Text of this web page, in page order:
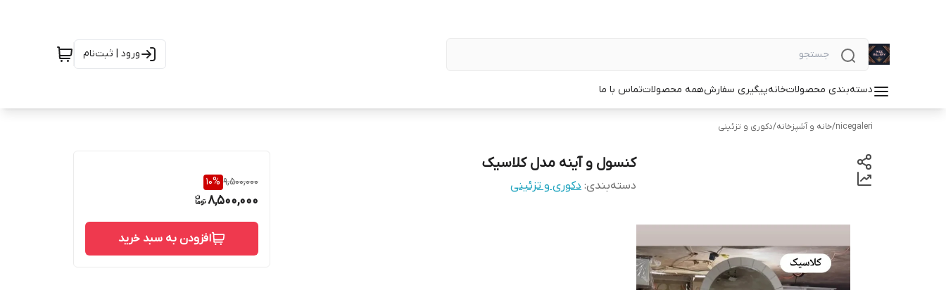
ورود | ثبت‌نام
دسته‌بندی محصولاتخانهپیگیری سفارشهمه محصولاتتماس با ما
nicegaleri
/خانه و آشپزخانه/دکوری و تزئینی
کنسول و آینه مدل کلاسیک
دسته‌بندی: دکوری و تزئینی 9,500,000
10%
8,500,000
افزودن به سبد خرید